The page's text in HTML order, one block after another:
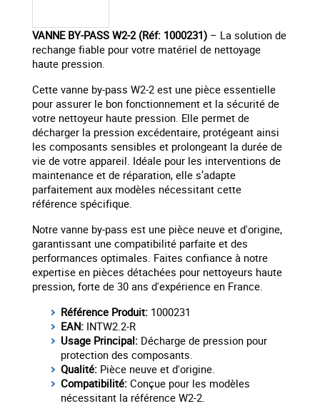
VANNE BY-PASS W2-2 (Réf: 1000231) – La solution de
rechange fiable pour votre matériel de nettoyage
haute pression.
Cette vanne by-pass W2-2 est une pièce essentielle
pour assurer le bon fonctionnement et la sécurité de
votre nettoyeur haute pression. Elle permet de
décharger la pression excédentaire, protégeant ainsi
les composants sensibles et prolongeant la durée de
vie de votre appareil. Idéale pour les interventions de
maintenance et de réparation, elle s’adapte
parfaitement aux modèles nécessitant cette
référence spécifique.
Notre vanne by-pass est une pièce neuve et d'origine,
garantissant une compatibilité parfaite et des
performances optimales. Faites confiance à notre
expertise en pièces détachées pour nettoyeurs haute
pression, forte de 30 ans d'expérience en France.
Référence Produit: 1000231
EAN: INTW2.2-R
Usage Principal: Décharge de pression pour
protection des composants.
Qualité: Pièce neuve et d'origine.
Compatibilité: Conçue pour les modèles
nécessitant la référence W2-2.